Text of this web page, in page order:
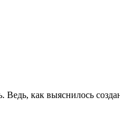
как выяснилось